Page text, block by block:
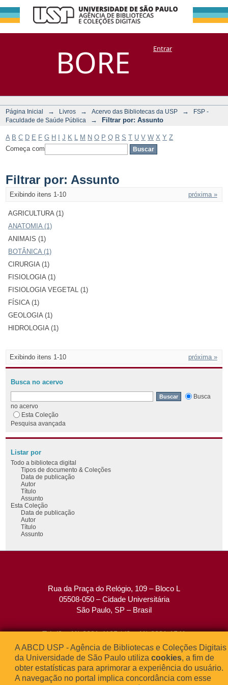
BORE
Filtrar por:
Assunto
DSpace/Manakin + CoriscoEntrar
Página Inicial → Livros → Acervo das Bibliotecas da USP →
FSP -
Faculdade de Saúde Pública
→ Filtrar por: Assunto
A B C D E F G H J K M N O P Q R S T U V W X Y Z
Começa com
Filtrar por: Assunto
Exibindo itens 1-10 próxima »
AGRICULTURA (1)
ANATOMIA (1)
ANIMAIS (1)
BOTÂNICA (1)
CIRURGIA (1)
FISIOLOGIA (1)
FISIOLOGIA VEGETAL (1)
FÍSICA (1)
GEOLOGIA (1)
HIDROLOGIA (1)
Exibindo itens 1-10 próxima »
Busca no acervo
Busca
no acervo
Esta Coleção
Pesquisa avançada
Listar por
Todo a biblioteca digital
Tipos de documento & Coleções
Data de publicação
Autor
Título
Assunto
Esta Coleção
Data de publicação
Autor
Título
Assunto
Rua da Praça do Relógio, 109 – Bloco L
05508-050 – Cidade Universitária
São Paulo, SP – Brasil
Tel: (0xx11) 3091-4195 / (0xx11) 3091-1541
Fax: (0xx11) 3091-1567
E-mail:atendimento@abcd.usp.br
A ABCD USP - Agência de Bibliotecas e Coleções Digitais
da Universidade de São Paulo utiliza cookies, a fim de
obter estatísticas para aprimorar a experiência do usuário.
A navegação no portal implica concordância com esse